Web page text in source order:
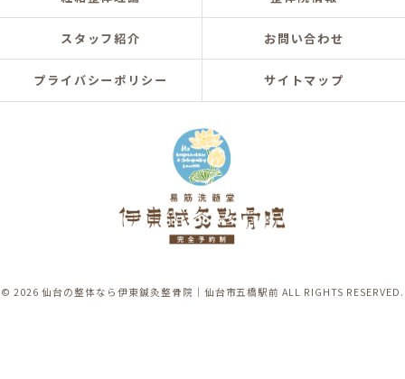
スタッフ紹介 お問い合わせ
プライバシーポリシー サイトマップ
© 2026 仙台の整体なら伊東鍼灸整骨院｜仙台市五橋駅前 ALL RIGHTS RESERVED.